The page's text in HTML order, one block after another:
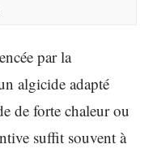
par la
algicide adapté
de forte chaleur ou
suffit souvent à